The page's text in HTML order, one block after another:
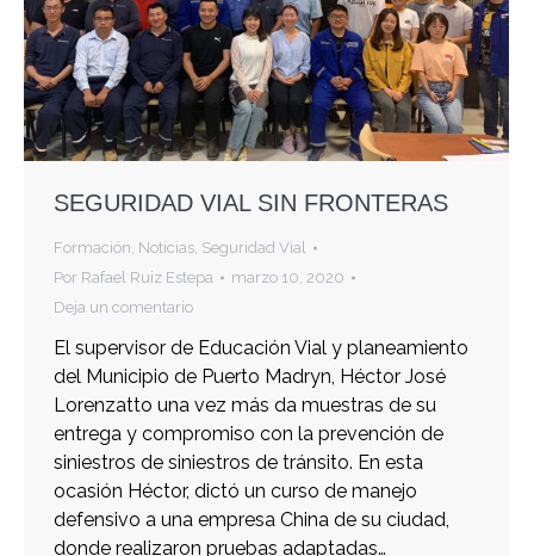
SEGURIDAD VIAL SIN FRONTERAS
Formación, Noticias, Seguridad Vial
Por Rafael Ruiz Estepa
marzo 10, 2020
Deja un comentario
El supervisor de Educación Vial y planeamiento
del Municipio de Puerto Madryn, Héctor José
Lorenzatto una vez más da muestras de su
entrega y compromiso con la prevención de
siniestros de siniestros de tránsito. En esta
ocasión Héctor, dictó un curso de manejo
defensivo a una empresa China de su ciudad,
donde realizaron pruebas adaptadas…